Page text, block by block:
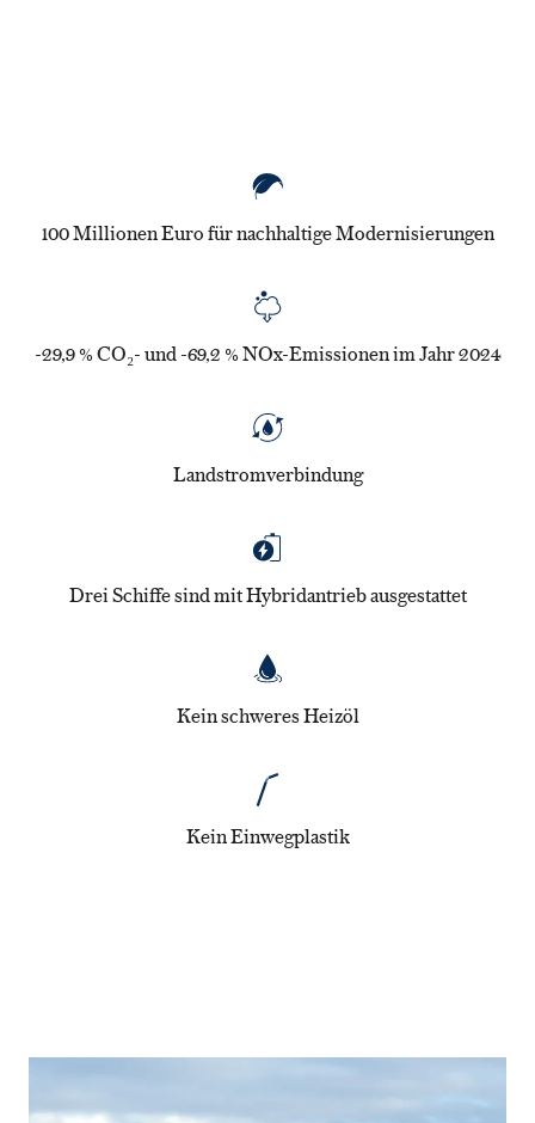
100 Millionen Euro für nachhaltige Modernisierungen
-29,9 % CO₂- und -69,2 % NOx-Emissionen im Jahr 2024
Landstromverbindung
Drei Schiffe sind mit Hybridantrieb ausgestattet
Kein schweres Heizöl
Kein Einwegplastik